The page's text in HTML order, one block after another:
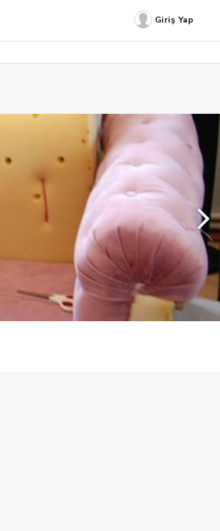
Giriş Yap